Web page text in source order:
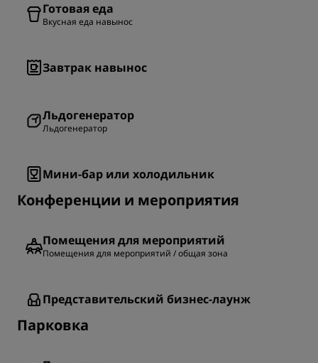
Готовая еда
Вкусная еда навынос
Завтрак навынос
Льдогенератор
Льдогенератор
Мини-бар или холодильник
Конференции и мероприятия
Помещения для мероприятий
Помещения для мероприятий / общая зона
Представительский бизнес-лаунж
Парковка